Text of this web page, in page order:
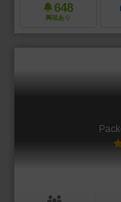
648
興味あり